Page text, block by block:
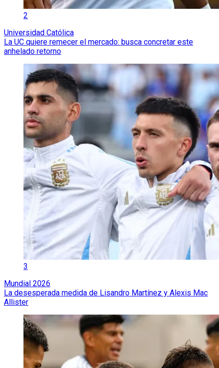
2
Universidad Católica
La UC quiere remecer el mercado: busca concretar este
anhelado retorno
3
Mundial 2026
La desesperada medida de Lisandro Martínez y Alexis Mac
Allister